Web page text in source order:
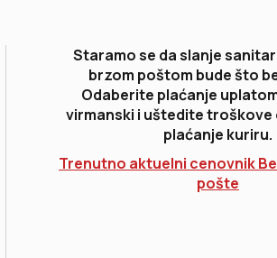
Staramo se da slanje
brzom poštom bude što
Odaberite plaćanje
virmanski i uštedite troškove
plaćanje kuriru.
Trenutno aktuelni cenovnik
pošte